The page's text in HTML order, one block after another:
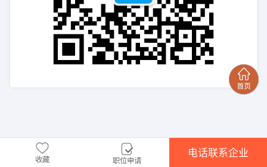
收藏 职位申请
电话联系企业